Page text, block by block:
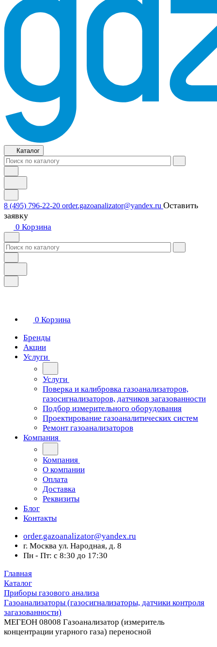
Каталог
8 (495) 796-22-20 order.gazoanalizator@yandex.ru Оставить
заявку
0 Корзина
0 Корзина
Бренды
Акции
Услуги
Услуги
Поверка и калибровка газоанализаторов,
газосигнализаторов, датчиков загазованности
Подбор измерительного оборудования
Проектирование газоаналитических систем
Ремонт газоанализаторов
Компания
Компания
О компании
Оплата
Доставка
Реквизиты
Блог
Контакты
order.gazoanalizator@yandex.ru
г. Москва ул. Народная, д. 8
Пн - Пт: с 8:30 до 17:30
Главная
Каталог
Приборы газового анализа
Газоанализаторы (газосигнализаторы, датчики контроля
загазованности)
МЕГЕОН 08008 Газоанализатор (измеритель
концентрации угарного газа) переносной